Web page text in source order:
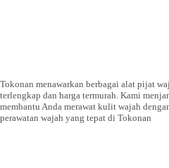
Tokonan menawarkan berbagai alat pijat
terlengkap dan harga termurah. Kami
membantu Anda merawat kulit wajah
perawatan wajah yang tepat di Tokonan